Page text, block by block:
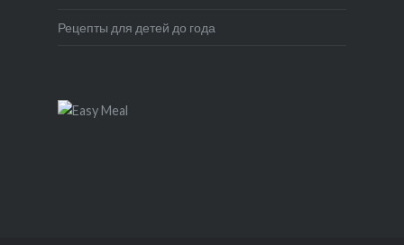
Рецепты для детей до года